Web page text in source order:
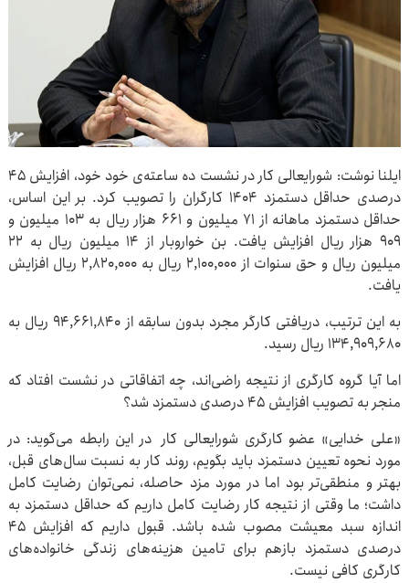
ایلنا نوشت: شورایعالی کار در نشست ده ساعته‌ی خود خود، افزایش ۴۵
درصدی حداقل دستمزد ۱۴۰۴ کارگران را تصویب کرد. بر این اساس،
حداقل دستمزد ماهانه از ۷۱ میلیون و ۶۶۱ هزار ریال به ۱۰۳ میلیون و
۹۰۹ هزار ریال افزایش یافت. بن خواروبار از ۱۴ میلیون ریال به ۲۲
میلیون ریال و حق سنوات از ۲,۱۰۰,۰۰۰ ریال به ۲,۸۲۰,۰۰۰ ریال افزایش
یافت.
به این ترتیب، دریافتی کارگر مجرد بدون سابقه از ۹۴,۶۶۱,۸۴۰ ریال به
۱۳۴,۹۰۹,۶۸۰ ریال رسید.
اما آیا گروه کارگری از نتیجه راضی‌اند، چه اتفاقاتی در نشست افتاد که
منجر به تصویب افزایش ۴۵ درصدی دستمزد شد؟
«علی خدایی» عضو کارگری شورایعالی کار در این رابطه می‌گوید: در
مورد نحوه تعیین دستمزد باید بگویم، روند کار به نسبت سال‌های قبل،
بهتر و منطقی‌تر بود اما در مورد مزد حاصله، نمی‌توان رضایت کامل
داشت؛ ما وقتی از نتیجه کار رضایت کامل داریم که حداقل دستمزد به
اندازه سبد معیشت مصوب شده باشد. قبول داریم که افزایش ۴۵
درصدی دستمزد بازهم برای تامین هزینه‌های زندگی خانواده‌های
کارگری کافی نیست.